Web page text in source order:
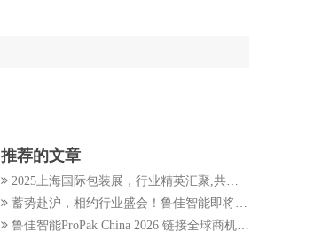
推荐的文章
2025上海国际包装展，行业精英汇聚,共绘行业发展蓝图
蓄势赴沪，相约行业盛会！鲁佳智能即将亮相 2026 ProPak 上海加工包装联展
鲁佳智能ProPak China 2026 链接全球商机 共探包装新格局